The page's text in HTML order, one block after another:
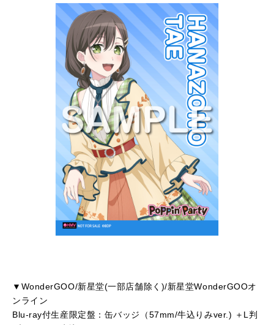
▼WonderGOO/新星堂(一部店舗除く)/新星堂WonderGOOオ
ンライン
Blu-ray付生産限定盤：缶バッジ（57mm/牛込りみver.) ＋L判